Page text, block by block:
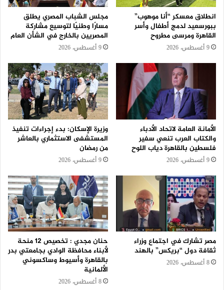
انطلاق معسكر “أنا موهوب”
ببورسعيد لدمج أطفال وأسر
القاهرة ومرسى مطروح
9 أغسطس، 2026
مجلس الشباب المصري يطلق
مسارًا وطنيًا لتوسيع مشاركة
المصريين بالخارج في الشأن العام
9 أغسطس، 2026
الأمانة العامة لاتحاد الأدباء
والكتاب العرب تنعي سفير
فلسطين بالقاهرة دياب اللوح
9 أغسطس، 2026
وزيرة الإسكان: بدء إجراءات تنفيذ
المستشفى الاستثماري بالعاشر
من رمضان
9 أغسطس، 2026
مصر تشارك في اجتماع وزراء
ثقافة دول “بريكس” بالهند
8 أغسطس، 2026
حنان مجدي : تخصيص 12 منحة
لأبناء محافظة الوادي بجامعتي بدر
بالقاهرة وأسيوط وساكسوني
الألمانية
8 أغسطس، 2026